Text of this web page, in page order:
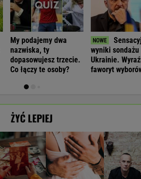
My podajemy dwa
nazwiska, ty
dopasowujesz trzecie.
Co łączy te osoby?
wyniki sondażu
Ukrainie.
faworyt
ŻYĆ LEPIEJ